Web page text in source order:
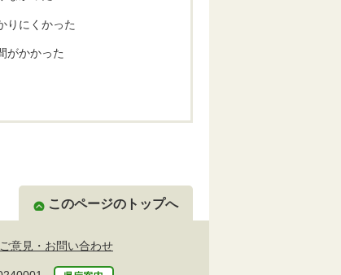
りにくかった
がかかった
このページのトップへ
意見・お問い合わせ